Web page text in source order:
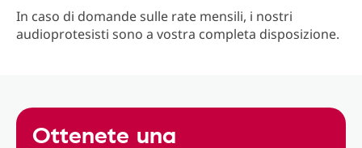
In caso di domande sulle rate mensili, i nostri
audioprotesisti sono a vostra completa disposizione.
Ottenete una